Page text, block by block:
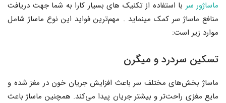
ماساژور سر با استفاده از تکنیک های بسیار کارا به شما جهت دریافت
منافع ماساژ سر کمک مینماید . مهم‌ترین فواید این نوع ماساژ شامل
موارد زیر است:
تسکین سردرد و میگرن
ماساژ بخش‌های مختلف سر باعث افزایش جریان خون در مغز شده و
مایع مغزی راحت‌تر و بیشتر جریان پیدا می‌کند. همچنین ماساژ باعث